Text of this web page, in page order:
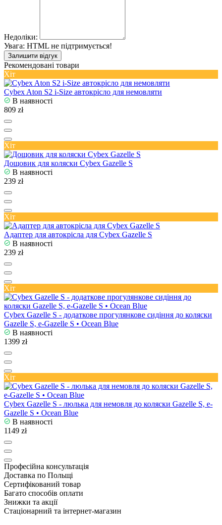
Недоліки:
Увага: HTML не підтримується!
Залишити відгук
Рекомендовані товари
Хіт
Cybex Aton S2 i-Size автокрісло для немовляти
В наявності
809 zł
Хіт
Дощовик для коляски Cybex Gazelle S
В наявності
239 zł
Хіт
Адаптер для автокрісла для Cybex Gazelle S
В наявності
239 zł
Хіт
Cybex Gazelle S - додаткове прогулянкове сидіння до коляски
Gazelle S, e-Gazelle S • Ocean Blue
В наявності
1399 zł
Хіт
Cybex Gazelle S - люлька для немовля до коляски Gazelle S, e-
Gazelle S • Ocean Blue
В наявності
1149 zł
Професійна консультація
Доставка по Польщі
Сертифікований товар
Багато способів оплати
Знижки та акції
Стаціонарний та інтернет-магазин